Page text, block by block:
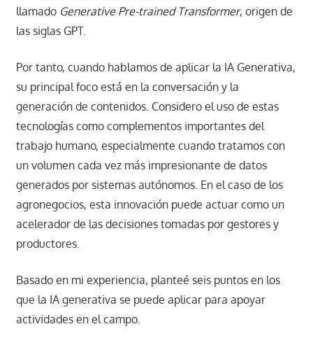
llamado Generative Pre-trained Transformer, origen de
las siglas GPT.
Por tanto, cuando hablamos de aplicar la IA Generativa,
su principal foco está en la conversación y la
generación de contenidos. Considero el uso de estas
tecnologías como complementos importantes del
trabajo humano, especialmente cuando tratamos con
un volumen cada vez más impresionante de datos
generados por sistemas autónomos. En el caso de los
agronegocios, esta innovación puede actuar como un
acelerador de las decisiones tomadas por gestores y
productores.
Basado en mi experiencia, planteé seis puntos en los
que la IA generativa se puede aplicar para apoyar
actividades en el campo.